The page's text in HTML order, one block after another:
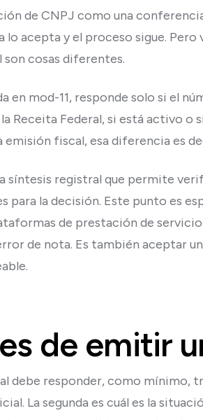
de CNPJ como una
acepta y el proceso sigue. Pero
cosas diferentes.
en mod-11, responde solo si el
Receita Federal, si está activo o
fiscal, esa diferencia es
síntesis registral que permite
para la decisión. Este punto es
de prestación de
de nota. Es también aceptar
de emitir
debe responder, como mínimo,
La segunda es cuál es la